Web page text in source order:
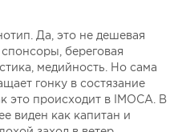
Да, это не дешевая
береговая
медийность. Но сама
гонку в состязание
это происходит в IMOCA. В
виден как капитан и